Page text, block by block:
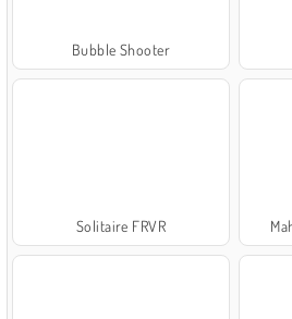
Bubble Shooter
Solitaire FRVR